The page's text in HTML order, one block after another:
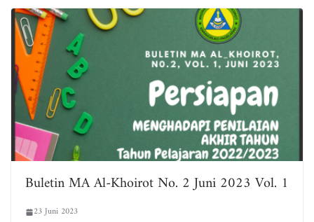
Buletin MA Al-Khoirot No. 2 Juni 2023 Vol. 1
23 Juni 2023